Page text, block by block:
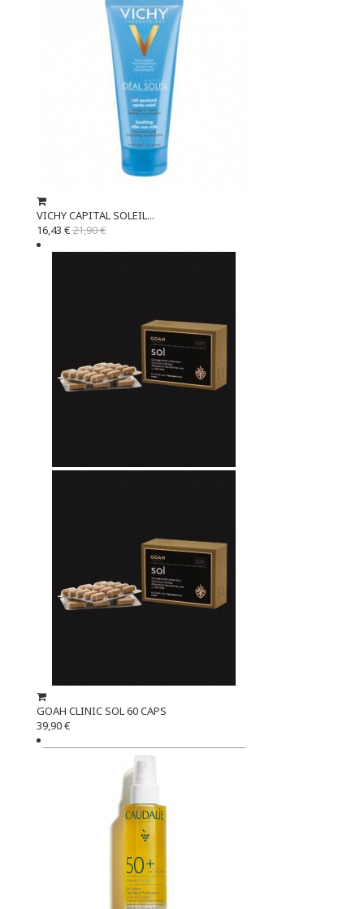
VICHY CAPITAL SOLEIL...
16,43 €21,90 €
GOAH CLINIC SOL 60 CAPS
39,90 €